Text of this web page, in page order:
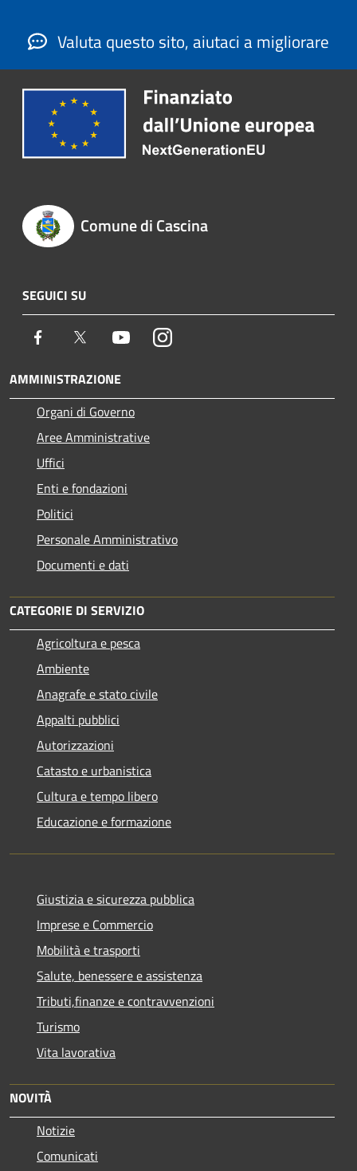
Valuta questo sito, aiutaci a migliorare
Comune di Cascina
SEGUICI SU
Facebook Twitter YoutubeInstagram
AMMINISTRAZIONE
Organi di Governo
Aree Amministrative
Uffici
Enti e fondazioni
Politici
Personale Amministrativo
Documenti e dati
CATEGORIE DI SERVIZIO
Agricoltura e pesca
Ambiente
Anagrafe e stato civile
Appalti pubblici
Autorizzazioni
Catasto e urbanistica
Cultura e tempo libero
Educazione e formazione
Giustizia e sicurezza pubblica
Imprese e Commercio
Mobilità e trasporti
Salute, benessere e assistenza
Tributi,finanze e contravvenzioni
Turismo
Vita lavorativa
NOVITÀ
Notizie
Comunicati